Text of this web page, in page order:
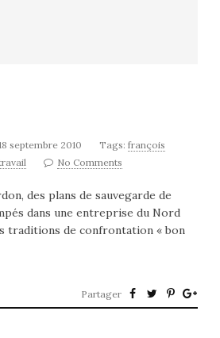
septembre 2010 Tags: françois
No Comments
des plans de sauvegarde de
dans une entreprise du Nord
traditions de confrontation « bon
Partager